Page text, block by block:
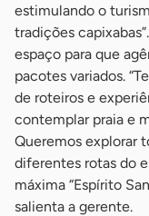
estimulando o
tradições
espaço para que
pacotes variados.
de roteiros e
contemplar praia e
Queremos explorar
diferentes rotas do
máxima “Espírito
salienta a gerente.